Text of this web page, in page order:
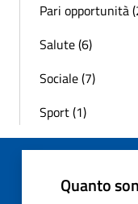
Pari opportunità
Salute (6)
Sociale (7)
Sport (1)
Quanto